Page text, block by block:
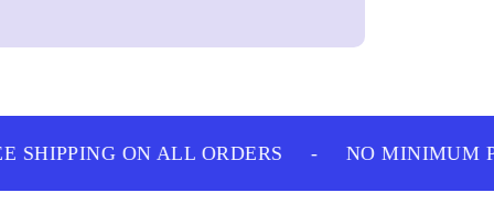
ON ALL ORDERS NO MINIMUM